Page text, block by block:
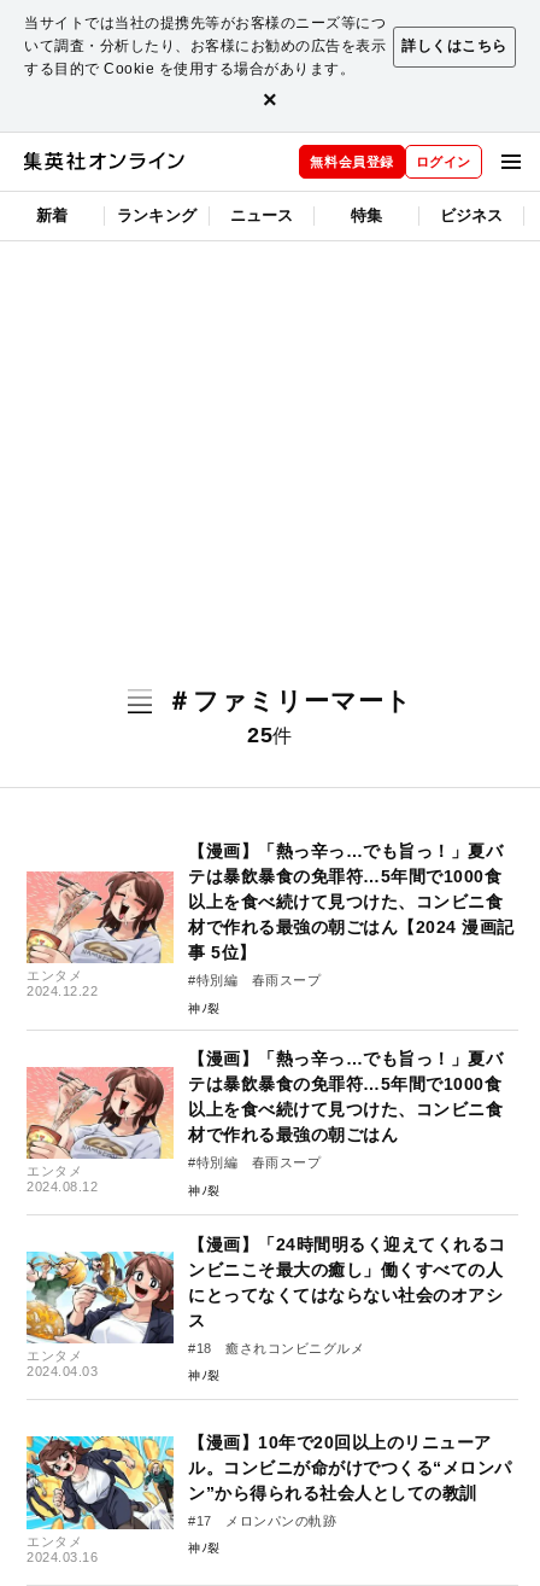
当サイトでは当社の提携先等がお客様のニーズ等につ
いて調査・分析したり、お客様にお勧めの広告を表示
する目的で Cookie を使用する場合があります。
詳しくはこちら
×
無料会員登録 ログイン
新着 ランキング ニュース 特集 ビジネス
＃ファミリーマート
25件
エンタメ
2024.12.22
【漫画】「熱っ辛っ…でも旨っ！」夏バ
テは暴飲暴食の免罪符…5年間で1000食
以上を食べ続けて見つけた、コンビニ食
材で作れる最強の朝ごはん【2024 漫画記
事 5位】
#特別編 春雨スープ
神ﾉ裂
エンタメ
2024.08.12
【漫画】「熱っ辛っ…でも旨っ！」夏バ
テは暴飲暴食の免罪符…5年間で1000食
以上を食べ続けて見つけた、コンビニ食
材で作れる最強の朝ごはん
#特別編 春雨スープ
神ﾉ裂
エンタメ
2024.04.03
【漫画】「24時間明るく迎えてくれるコ
ンビニこそ最大の癒し」働くすべての人
にとってなくてはならない社会のオアシ
ス
#18 癒されコンビニグルメ
神ﾉ裂
エンタメ
2024.03.16
【漫画】10年で20回以上のリニューア
ル。コンビニが命がけでつくる“メロンパ
ン”から得られる社会人としての教訓
#17 メロンパンの軌跡
神ﾉ裂